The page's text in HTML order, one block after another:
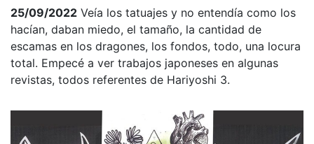
25/09/2022 Veía los tatuajes y no entendía como los
hacían, daban miedo, el tamaño, la cantidad de
escamas en los dragones, los fondos, todo, una locura
total. Empecé a ver trabajos japoneses en algunas
revistas, todos referentes de Hariyoshi 3.